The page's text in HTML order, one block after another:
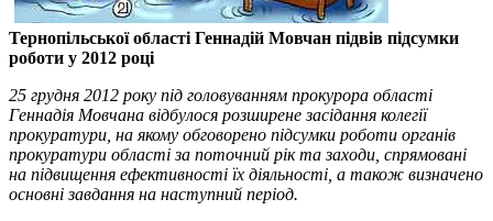
Тернопільської області Геннадій Мовчан підвів підсумки
роботи у 2012 році
25 грудня 2012 року під головуванням прокурора області
Геннадія Мовчана відбулося розширене засідання колегії
прокуратури, на якому обговорено підсумки роботи органів
прокуратури області за поточний рік та заходи, спрямовані
на підвищення ефективності їх діяльності, а також визначено
основні завдання на наступний період.